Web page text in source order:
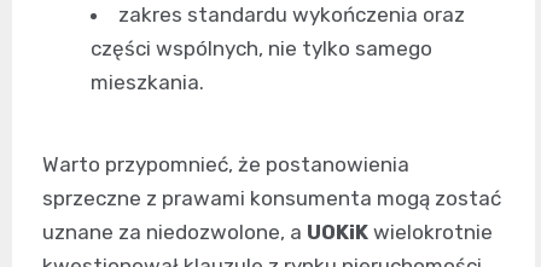
zakres standardu wykończenia oraz
części wspólnych, nie tylko samego
mieszkania.
Warto przypomnieć, że postanowienia
sprzeczne z prawami konsumenta mogą zostać
uznane za niedozwolone, a UOKiK wielokrotnie